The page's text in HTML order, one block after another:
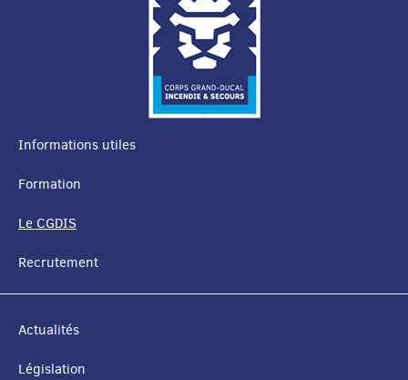
MENU
DE
Informations utiles
Formation
Le CGDIS
Recrutement
Actualités
Législation